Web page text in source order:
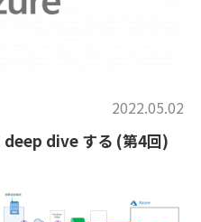
2022.05.02
dive する (第4回)